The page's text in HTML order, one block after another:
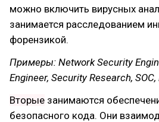
можно включить вирусных
занимается расследованием
форензикой.
Примеры: Network Security
Engineer, Security Research,
Вторые занимаются
безопасного кода. Они